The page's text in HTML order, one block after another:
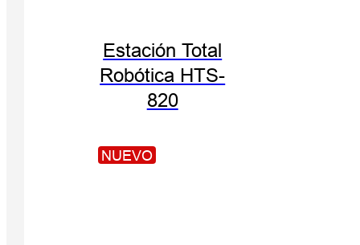
Estación Total
Robótica HTS-
820
NUEVO